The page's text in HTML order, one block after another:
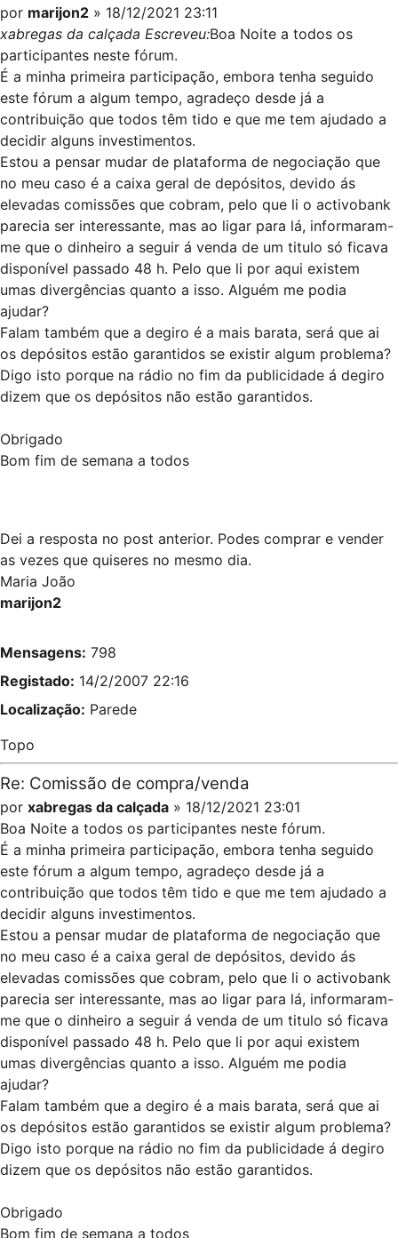
por marijon2 » 18/12/2021 23:11
xabregas da calçada Escreveu:Boa Noite a todos os
participantes neste fórum.
É a minha primeira participação, embora tenha seguido
este fórum a algum tempo, agradeço desde já a
contribuição que todos têm tido e que me tem ajudado a
decidir alguns investimentos.
Estou a pensar mudar de plataforma de negociação que
no meu caso é a caixa geral de depósitos, devido ás
elevadas comissões que cobram, pelo que li o activobank
parecia ser interessante, mas ao ligar para lá, informaram-
me que o dinheiro a seguir á venda de um titulo só ficava
disponível passado 48 h. Pelo que li por aqui existem
umas divergências quanto a isso. Alguém me podia
ajudar?
Falam também que a degiro é a mais barata, será que ai
os depósitos estão garantidos se existir algum problema?
Digo isto porque na rádio no fim da publicidade á degiro
dizem que os depósitos não estão garantidos.
Obrigado
Bom fim de semana a todos
Dei a resposta no post anterior. Podes comprar e vender
as vezes que quiseres no mesmo dia.
Maria João
marijon2
Mensagens: 798
Registado: 14/2/2007 22:16
Localização: Parede
Topo
Re: Comissão de compra/venda
por xabregas da calçada » 18/12/2021 23:01
Boa Noite a todos os participantes neste fórum.
É a minha primeira participação, embora tenha seguido
este fórum a algum tempo, agradeço desde já a
contribuição que todos têm tido e que me tem ajudado a
decidir alguns investimentos.
Estou a pensar mudar de plataforma de negociação que
no meu caso é a caixa geral de depósitos, devido ás
elevadas comissões que cobram, pelo que li o activobank
parecia ser interessante, mas ao ligar para lá, informaram-
me que o dinheiro a seguir á venda de um titulo só ficava
disponível passado 48 h. Pelo que li por aqui existem
umas divergências quanto a isso. Alguém me podia
ajudar?
Falam também que a degiro é a mais barata, será que ai
os depósitos estão garantidos se existir algum problema?
Digo isto porque na rádio no fim da publicidade á degiro
dizem que os depósitos não estão garantidos.
Obrigado
Bom fim de semana a todos